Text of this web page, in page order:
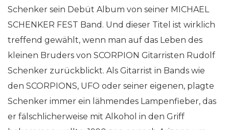
Schenker sein Debüt Album von seiner MICHAEL
SCHENKER FEST Band. Und dieser Titel ist wirklich
treffend gewählt, wenn man auf das Leben des
kleinen Bruders von SCORPION Gitarristen Rudolf
Schenker zurückblickt. Als Gitarrist in Bands wie
den SCORPIONS, UFO oder seiner eigenen, plagte
Schenker immer ein lähmendes Lampenfieber, das
er fälschlicherweise mit Alkohol in den Griff